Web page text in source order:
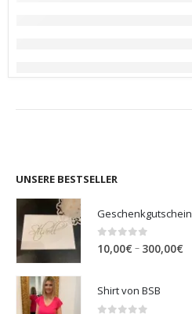
UNSERE BESTSELLER
Geschenkgutschein
0out of 5
10,00€ – 300,00€
Shirt von BSB